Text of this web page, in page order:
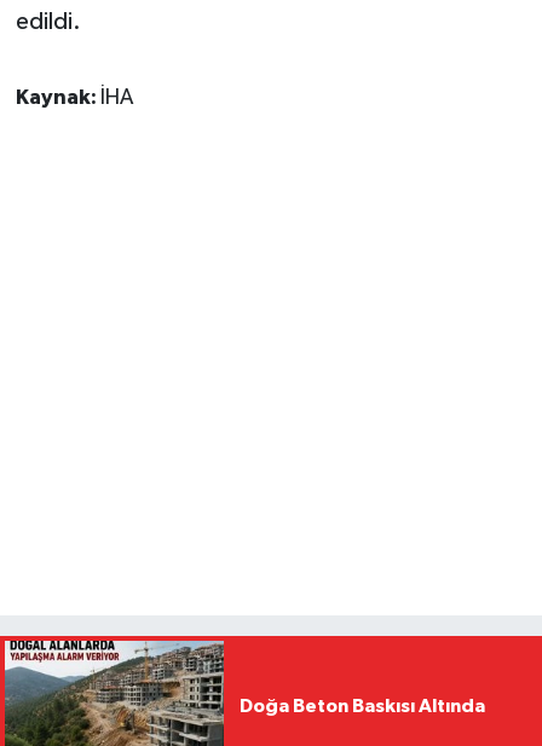
edildi.
Kaynak: İHA
Doğa Beton Baskısı Altında